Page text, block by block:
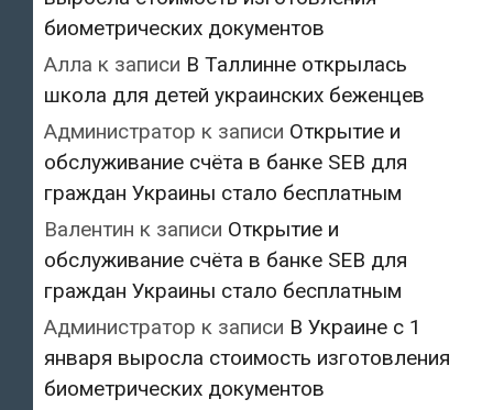
биометрических документов
Алла к записи В Таллинне открылась
школа для детей украинских беженцев
Администратор к записи Открытие и
обслуживание счёта в банке SEB для
граждан Украины стало бесплатным
Валентин к записи Открытие и
обслуживание счёта в банке SEB для
граждан Украины стало бесплатным
Администратор к записи В Украине с 1
января выросла стоимость изготовления
биометрических документов